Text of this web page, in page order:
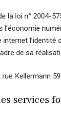
la loi n° 2004-
l’identité
de sa
Kellermann
services